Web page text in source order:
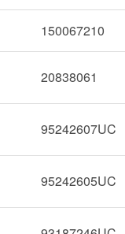
150067210
20838061
95242607UC
95242605UC